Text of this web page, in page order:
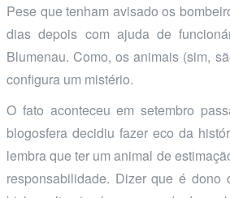
Pese que tenham avisado os
dias depois com ajuda de
Blumenau. Como, os animais (sim,
configura um mistério.
O fato aconteceu em setembro
blogosfera decidiu fazer eco da
lembra que ter um animal de
responsabilidade. Dizer que é